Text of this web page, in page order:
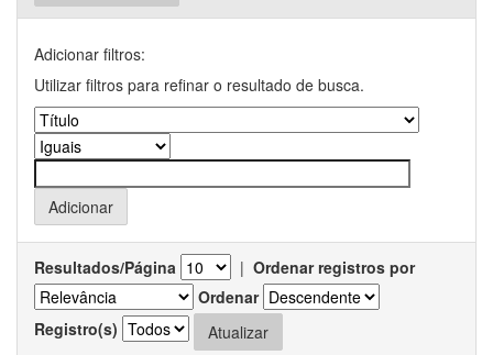
Adicionar filtros:
Utilizar filtros para refinar o resultado de busca.
Resultados/Página | Ordenar registros por
Ordenar
Registro(s)